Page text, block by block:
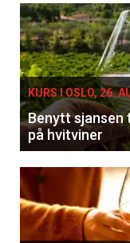
KURS I OSLO, 26.
Benytt sjansen
på hvitviner